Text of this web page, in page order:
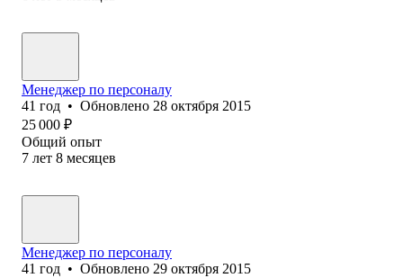
Менеджер по персоналу
41 год • Обновлено 28 октября 2015
25 000 ₽
Общий опыт
7 лет 8 месяцев
Менеджер по персоналу
41 год • Обновлено 29 октября 2015